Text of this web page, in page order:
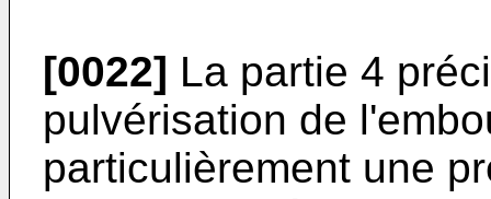
[0022] La partie 4
pulvérisation de
particulièrement une